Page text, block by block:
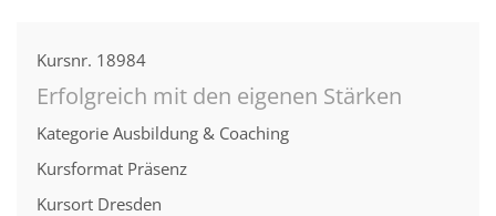
Kursnr. 18984
Erfolgreich mit den eigenen Stärken
Kategorie Ausbildung & Coaching
Kursformat Präsenz
Kursort Dresden